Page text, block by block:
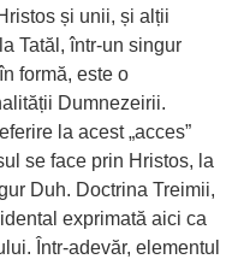
și unii, și alții
Tatăl, într-un singur
formă, este o
Dumnezeirii.
la acest „acces”
se face prin Hristos, la
Duh. Doctrina Treimii,
exprimată aici ca
Într-adevăr, elementul